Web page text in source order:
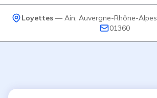
Loyettes— Ain Auvergne-Rhône-Alpes
01360